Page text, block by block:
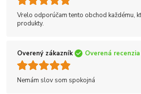
Vrelo odporúčam tento obchod každému,
produkty.
Overený zákazník Overená recenzia
Nemám slov som spokojná